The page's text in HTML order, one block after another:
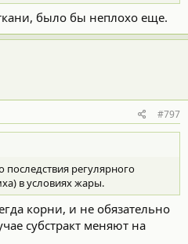
было бы неплохо еще.
#797
последствия регулярного
в условиях жары.
корни, и не обязательно
субстракт меняют на